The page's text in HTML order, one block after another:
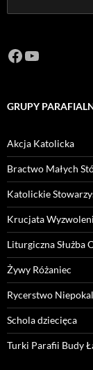
Facebook
https://
GRUPY
Akcja Katolicka
Bractwo Małych
Katolickie
Krucjata
Liturgiczna Służba
Żywy Różaniec
Rycerstwo
Schola dziecięca
Turki Parafii Budy